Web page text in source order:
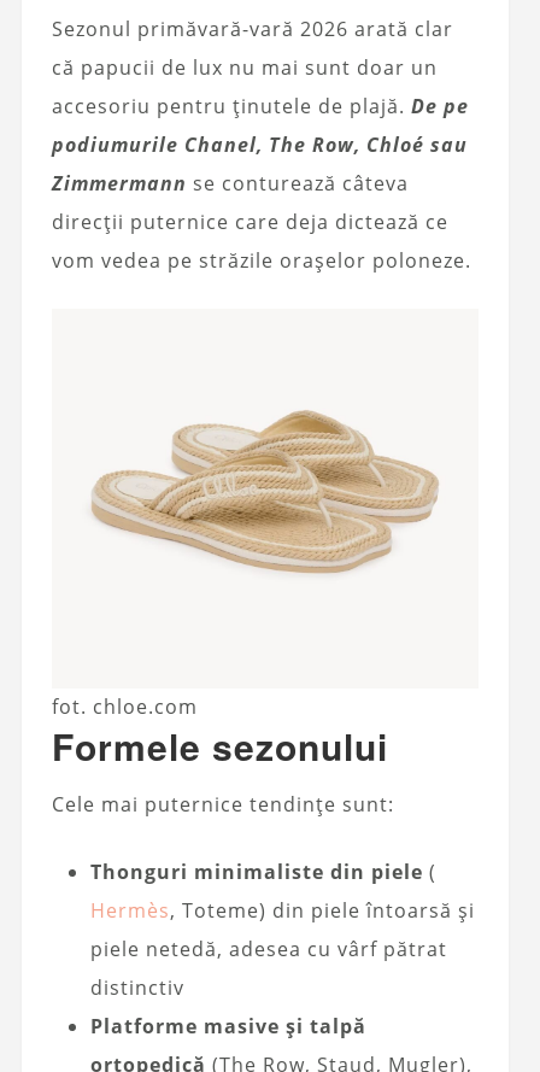
Sezonul primăvară-vară 2026 arată clar
că papucii de lux nu mai sunt doar un
accesoriu pentru ținutele de plajă. De pe
podiumurile Chanel, The Row, Chloé sau
Zimmermann se conturează câteva
direcții puternice care deja dictează ce
vom vedea pe străzile orașelor poloneze.
fot. chloe.com
Formele sezonului
Cele mai puternice tendințe sunt:
Thonguri minimaliste din piele (
Hermès, Toteme) din piele întoarsă și
piele netedă, adesea cu vârf pătrat
distinctiv
Platforme masive și talpă
ortopedică (The Row, Staud, Mugler),